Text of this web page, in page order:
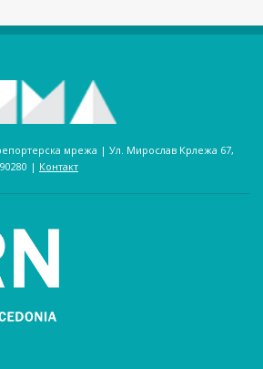
мрежа | Ул. Мирослав Крлежа 67,
| Контакт